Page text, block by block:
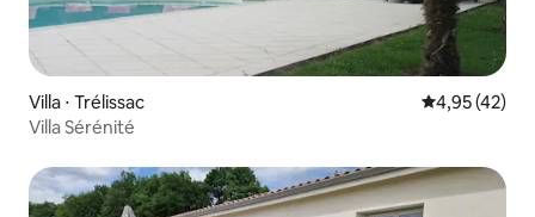
Villa ⋅ Trélissac Évaluation
4,95 (42)
Villa Sérénité